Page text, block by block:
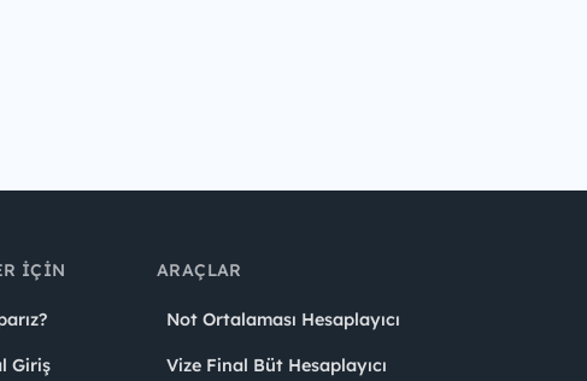
İÇIN
Giriş
ARAÇLAR
Not Ortalaması Hesaplayıcı
Vize Final Büt Hesaplayıcı